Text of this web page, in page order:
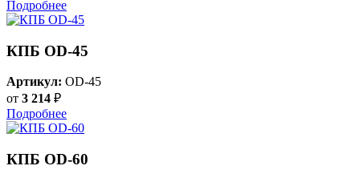
Подробнее
КПБ OD-45
Артикул: OD-45
от 3 214 ₽
Подробнее
КПБ OD-60